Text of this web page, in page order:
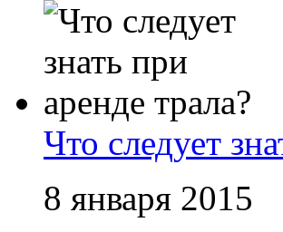
Что следует
8 января 2015